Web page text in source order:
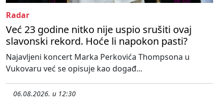
Radar
Već 23 godine nitko nije uspio srušiti ovaj
slavonski rekord. Hoće li napokon pasti?
Najavljeni koncert Marka Perkovića Thompsona u
Vukovaru već se opisuje kao događ...
06.08.2026. u 12:30